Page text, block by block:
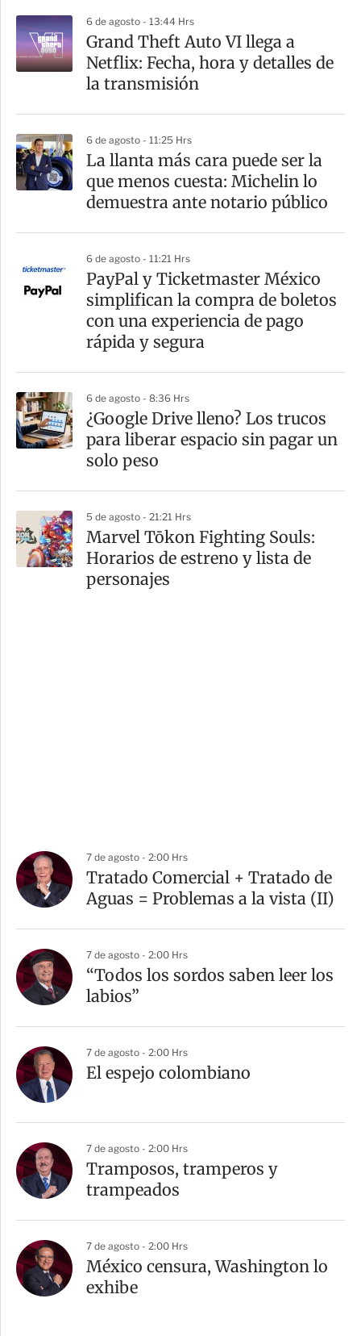
a
r
t
6 de agosto - 13:44 Hrs
Grand Theft Auto VI llega a
Netflix: Fecha, hora y detalles de
la transmisión
6 de agosto - 11:25 Hrs
La llanta más cara puede ser la
que menos cuesta: Michelin lo
demuestra ante notario público
6 de agosto - 11:21 Hrs
PayPal y Ticketmaster México
simplifican la compra de boletos
con una experiencia de pago
rápida y segura
6 de agosto - 8:36 Hrs
¿Google Drive lleno? Los trucos
para liberar espacio sin pagar un
solo peso
5 de agosto - 21:21 Hrs
Marvel Tōkon Fighting Souls:
Horarios de estreno y lista de
personajes
7 de agosto - 2:00 Hrs
Tratado Comercial + Tratado de
Aguas = Problemas a la vista (II)
7 de agosto - 2:00 Hrs
“Todos los sordos saben leer los
labios”
7 de agosto - 2:00 Hrs
El espejo colombiano
7 de agosto - 2:00 Hrs
Tramposos, tramperos y
trampeados
7 de agosto - 2:00 Hrs
México censura, Washington lo
exhibe